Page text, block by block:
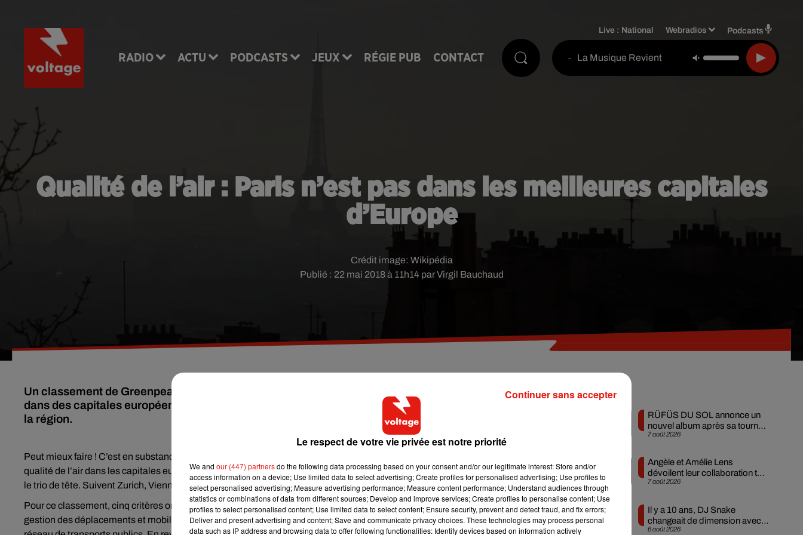
RADIO ACTU PODCASTS JEUX RÉGIE PUB CONTACT
Live : National Webradios Podcasts
- La Musique Revient
Qualité de l’air : Paris n’est pas dans les meilleures capitales
d’Europe
Publié : 22 mai 2018 à 11h14 par Virgil Bauchaud
Crédit image: Wikipédia
Un classement de Greenpeace révèle que Paris arrive 7ème d'un classement sur la qualité de l'air
dans des capitales européennes. Le rapport soulogne en revanche de bons transports publics dans
la région.
Peut mieux faire ! C’est en substance le message derrière le
qualité de l’air dans les capitales européennes. Paris se classe 7ème, derrière Copenhague, Amsterdam et Oslo, qui forment
le trio de tête. Suivent Zurich, Vienne et Madrid. Notre capitale devance toutefois Bruxelles (8ème) ou encore Rome (13 ème).
Pour ce classement, cinq critères ont été pris en compte : les transports publics, la sécurité routière, la qualité de l’air, la
gestion des déplacements et mobilités actives. Point positif pour les Franciliens selon Greenpeace, Paris dispose d’un bon
Musique
7 août 2026
RÜFÜS DU SOL annonce un
nouvel album après sa tournée
mondiale
7 août 2026
Angèle et Amélie Lens
dévoilent leur collaboration tant
attendue
6 août 2026
Il y a 10 ans, DJ Snake
changeait de dimension avec
son premier...
Le respect de votre vie privée est notre priorité
We and our (447) partnersdo the following data processing based on your consent and/or our legitimate interest: Store and/or
access information on a device; Use limited data to select advertising; Create profiles for personalised advertising; Use profiles to
select personalised advertising; Measure advertising performance; Measure content performance; Understand audiences through
statistics or combinations of data from different sources; Develop and improve services; Create profiles to personalise content; Use
profiles to select personalised content; Use limited data to select content; Ensure security, prevent and detect fraud, and fix errors;
Deliver and present advertising and content; Save and communicate privacy choices. These technologies may process personal
data such as IP address and browsing data to offer following functionalities: Identify devices based on information actively
Continuer sans accepter